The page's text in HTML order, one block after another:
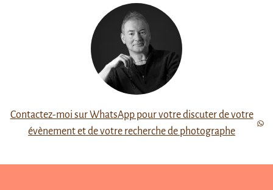
Contactez-moi sur WhatsApp pour votre discuter de votre
évènement et de votre recherche de photographe